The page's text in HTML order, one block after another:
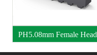
PH5.08mm Female Head